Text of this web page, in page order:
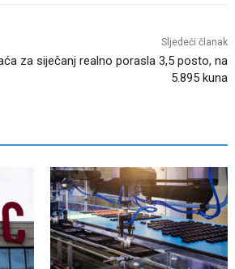
Sljedeći članak
za siječanj realno porasla 3,5 posto, na
5.895 kuna